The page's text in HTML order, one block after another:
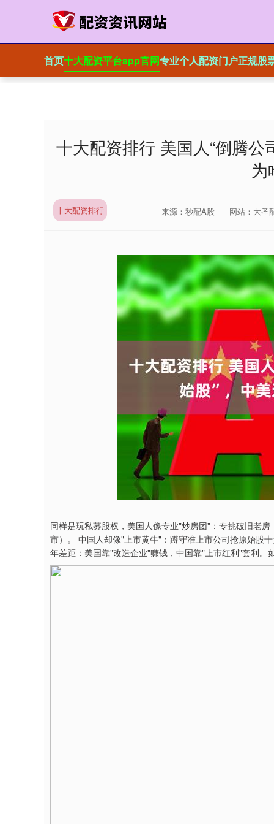
首页十大配资平台app官网专业个人配资门户正规股
十大配资排行 美国人“倒腾公
为
十大配资排行 来源：秒配A股 网站：大圣
同样是玩私募股权，美国人像专业"炒房团"：专挑破旧老
市）。 中国人却像"上市黄牛"：蹲守准上市公司抢原始股
年差距：美国靠"改造企业"赚钱，中国靠"上市红利"套利